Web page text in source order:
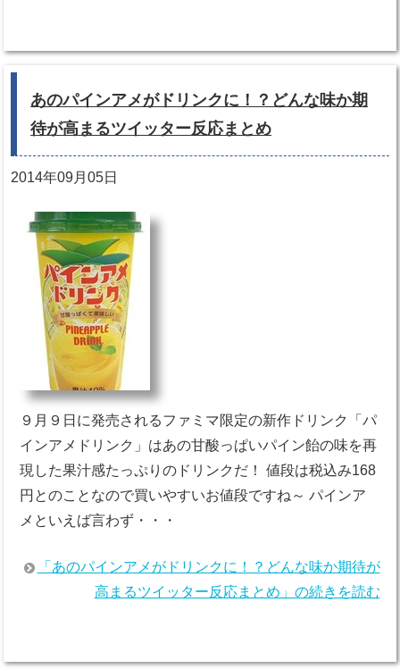
あのパインアメがドリンクに！？どんな味か期
待が高まるツイッター反応まとめ
2014年09月05日
９月９日に発売されるファミマ限定の新作ドリンク「パ
インアメドリンク」はあの甘酸っぱいパイン飴の味を再
現した果汁感たっぷりのドリンクだ！ 値段は税込み168
円とのことなので買いやすいお値段ですね～ パインア
メといえば言わず・・・
「あのパインアメがドリンクに！？どんな味か期待が
高まるツイッター反応まとめ」の続きを読む